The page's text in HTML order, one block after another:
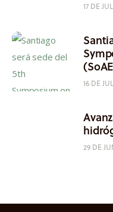
17 DE
16 DE
29 DE